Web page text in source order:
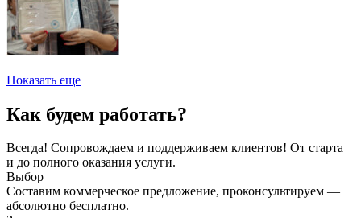
Показать еще
Как будем работать?
Всегда! Сопровождаем и поддерживаем клиентов! От старта
и до полного оказания услуги.
Выбор
Составим коммерческое предложение, проконсультируем —
абсолютно бесплатно.